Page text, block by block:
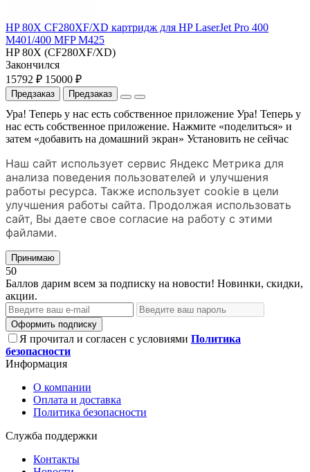
HP 80X CF280XF/XD картридж для HP LaserJet Pro 400
M401/400 MFP M425
HP 80X (CF280XF/XD)
Закончился
15792 ₽ 15000 ₽
Предзаказ Предзаказ
Ура! Теперь у нас есть собственное приложение Ура! Теперь у
нас есть собственное приложение. Нажмите «поделиться» и
затем «добавить на домашний экран» Установить не сейчас
Наш сайт использует сервис Яндекс Метрика для
анализа поведения пользователей и улучшения
работы ресурса. Также использует cookie в цели
улучшения работы сайта. Продолжая использовать
сайт, Вы даете свое согласие на работу с этими
файлами.
Принимаю
50
Баллов дарим всем за подписку на новости! Новинки, скидки,
акции.
Оформить подписку
Я прочитал и согласен с условиями Политика
безопасности
Информация
О компании
Оплата и доставка
Политика безопасности
Служба поддержки
Контакты